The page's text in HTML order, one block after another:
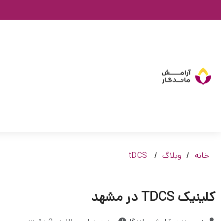
خانه وبلاگ tDCS
کلینیک TDCS در مشهد